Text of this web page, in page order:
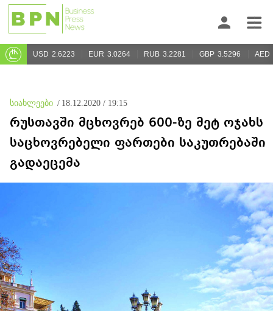
USD 2.6223 EUR 3.0264 RUB 3.2281 GBP 3.5296 AED
სიახლეები / 18.12.2020 / 19:15
რუსთავში მცხოვრებ 600-ზე მეტ ოჯახს
საცხოვრებელი ფართები საკუთრებაში
გადაეცემა